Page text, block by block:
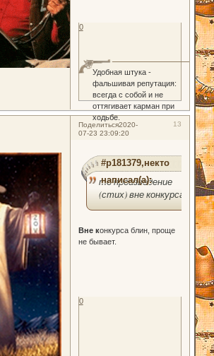
Удобная штука -
фальшивая репутация:
всегда с собой и не
оттягивает карман при
ходьбе.
0
Поделиться 13
2020-
07-23 23:09:20
#p181379,некто
написал(а):
то произведение
(стих) вне конкурса
Вне конкурса блин, проще
не бывает.
0